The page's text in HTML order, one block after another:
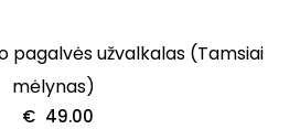
pagalvės užvalkalas (Tamsiai
mėlynas)
€ 49.00